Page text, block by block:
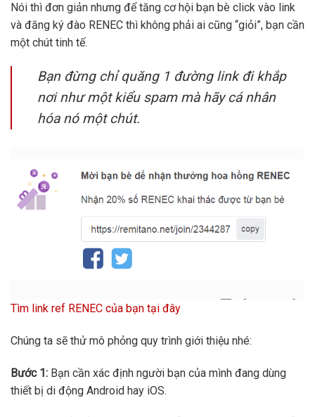
Nói thì đơn giản nhưng để tăng cơ hội bạn bè click vào link
và đăng ký đào RENEC thì không phải ai cũng “giỏi”, bạn cần
một chút tinh tế.
Bạn đừng chỉ quăng 1 đường link đi khắp
nơi như một kiểu spam mà hãy cá nhân
hóa nó một chút.
Tìm link ref RENEC của bạn tại đây
Chúng ta sẽ thử mô phỏng quy trình giới thiệu nhé:
Bước 1: Bạn cần xác định người bạn của mình đang dùng
thiết bị di động Android hay iOS.